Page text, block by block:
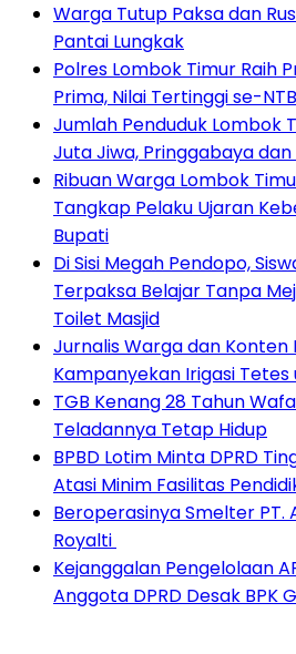
Warga Tutup Paksa dan
Pantai Lungkak
Polres Lombok Timur Raih
Prima, Nilai Tertinggi se-NTB
Jumlah Penduduk Lombok
Juta Jiwa, Pringgabaya
Ribuan Warga Lombok
Tangkap Pelaku Ujaran
Bupati
Di Sisi Megah Pendopo,
Terpaksa Belajar Tanpa
Toilet Masjid
Jurnalis Warga dan
Kampanyekan Irigasi Tetes
TGB Kenang 28 Tahun
Teladannya Tetap Hidup
BPBD Lotim Minta DPRD
Atasi Minim Fasilitas
Beroperasinya Smelter PT.
Royalti
Kejanggalan Pengelolaan
Anggota DPRD Desak BPK